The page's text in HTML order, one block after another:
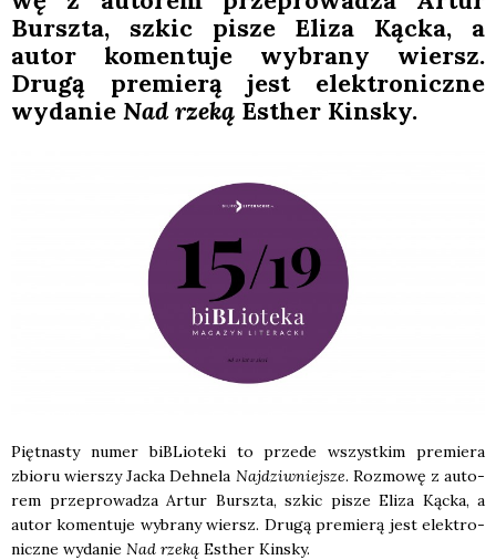
Bursz­ta, szkic pisze Eli­za Kąc­ka, a
autor komen­tu­je wybra­ny wiersz.
Dru­gą pre­mie­rą jest elek­tro­nicz­ne
wyda­nie Nad rze­ką Esther Kin­sky.
Pięt­na­sty numer biBLio­te­ki to przede wszyst­kim pre­mie­ra
zbio­ru wier­szy Jac­ka Deh­ne­la Naj­dziw­niej­sze. Roz­mo­wę z auto­
rem prze­pro­wa­dza Artur Bursz­ta, szkic pisze Eli­za Kąc­ka, a
autor komen­tu­je wybra­ny wiersz. Dru­gą pre­mie­rą jest elek­tro­
nicz­ne wyda­nie Nad rze­ką Esther Kin­sky.